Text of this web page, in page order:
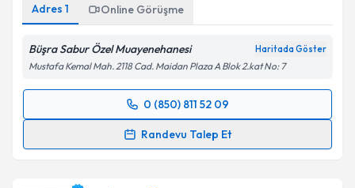
Kişisel verilerimin işlenmesine ilişkinAydınlatma
Metni
kapsamda işlenmesini kabul ediyorum.
Takvim Talebini Gönder
Adres 1 Online Görüşme
Büşra Sabur Özel Muayenehanesi Haritada Göster
Mustafa Kemal Mah. 2118 Cad. Maidan Plaza A Blok 2.kat No: 7
0 (850) 811 52 09
Randevu Talep Et
Randevu Takvimi Talebi